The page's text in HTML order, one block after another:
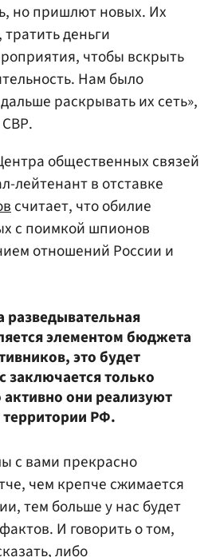
но пришлют новых. Их
деньги
чтобы вскрыть
Нам было
раскрывать их сеть»,
общественных связей
лейтенант в отставке
считает, что обилие
с поимкой шпионов
отношений России и
разведывательная
элементом бюджета
это будет
заключается только
они реализуют
РФ.
с вами прекрасно
чем крепче сжимается
тем больше у нас будет
И говорить о том,
либо